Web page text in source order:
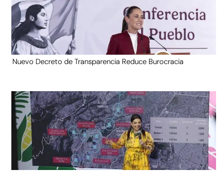
Nuevo Decreto de Transparencia Reduce Burocracia